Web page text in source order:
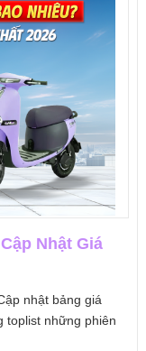
Nhật Giá
nhật bảng giá
toplist những phiên